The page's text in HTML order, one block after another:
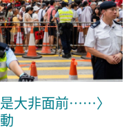
大非面前……〉